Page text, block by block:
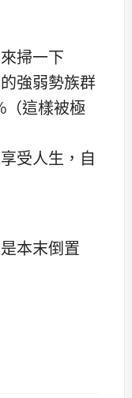
掃一下
強弱勢族群
（這樣被極
受人生，自
本末倒置